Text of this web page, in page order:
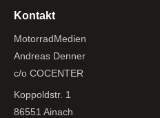
Kontakt
MotorradMedien
Andreas Denner
c/o COCENTER
Koppoldstr. 1
86551 Ainach